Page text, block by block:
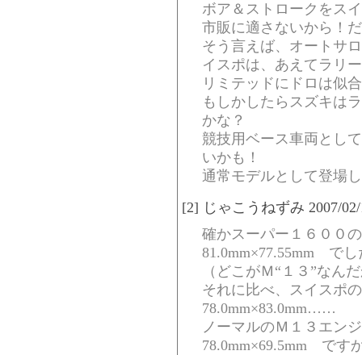
ボア＆ストロークをス
市販に適さないから！
そう言えば、オートサ
イスポは、あえてラリ
リミテッドにドロは似
もしかしたらスズキは
かな？
競技用ベース車両とし
いかも！
通常モデルとして登場
[2] じゃこうねずみ 2007/
確かスーパー１６００
81.0mm×77.55mm で
（どこがＭ“１３”な
それに比べ、スイスポ
78.0mm×83.0mm……
ノーマルのＭ１３エン
78.0mm×69.5mm です